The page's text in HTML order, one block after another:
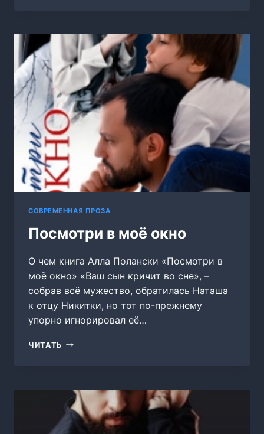
СОВРЕМЕННАЯ ПРОЗА
Посмотри в моё окно
О чем книга Алла Полански «Посмотри в
моё окно» «Ваш сын кричит во сне», –
собрав всё мужество, обратилась Наташа
к отцу Никитки, но тот по-прежнему
упорно игнорировал её…
ЧИТАТЬ ПОСМОТРИ